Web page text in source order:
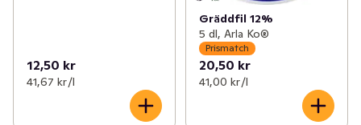
12,50 kr
41,67 kr /l
Gräddfil 12%
5 dl, Arla Ko®
Prismatch
20,50 kr
41,00 kr /l